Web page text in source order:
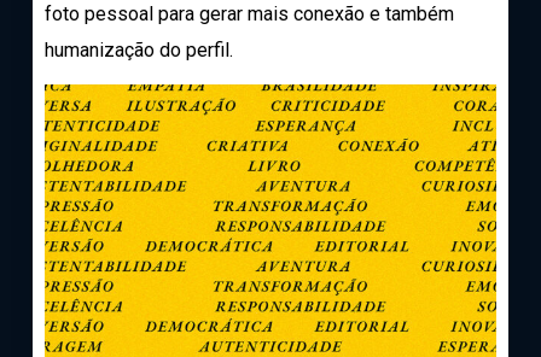
foto pessoal para gerar mais conexão e também
humanização do perfil.